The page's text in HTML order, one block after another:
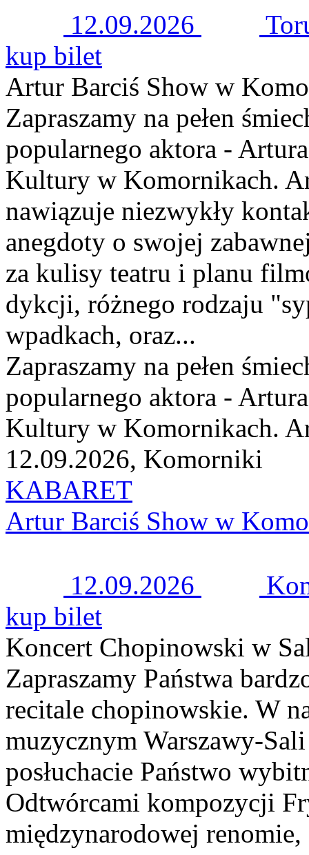
12.09.2026
kup bilet
Artur Barciś Show w
Zapraszamy na pełen
popularnego aktora -
Kultury w Komornikach.
nawiązuje niezwykły
anegdoty o swojej
za kulisy teatru i planu
dykcji, różnego rodzaju
wpadkach, oraz...
Zapraszamy na pełen
popularnego aktora -
Kultury w Komornikach.
12.09.2026, Komorniki
KABARET
Artur Barciś Show w
12.09.2026
kup bilet
Koncert Chopinowski w
Zapraszamy Państwa
recitale chopinowskie. W
muzycznym Warszawy-
posłuchacie Państwo
Odtwórcami kompozycji
międzynarodowej